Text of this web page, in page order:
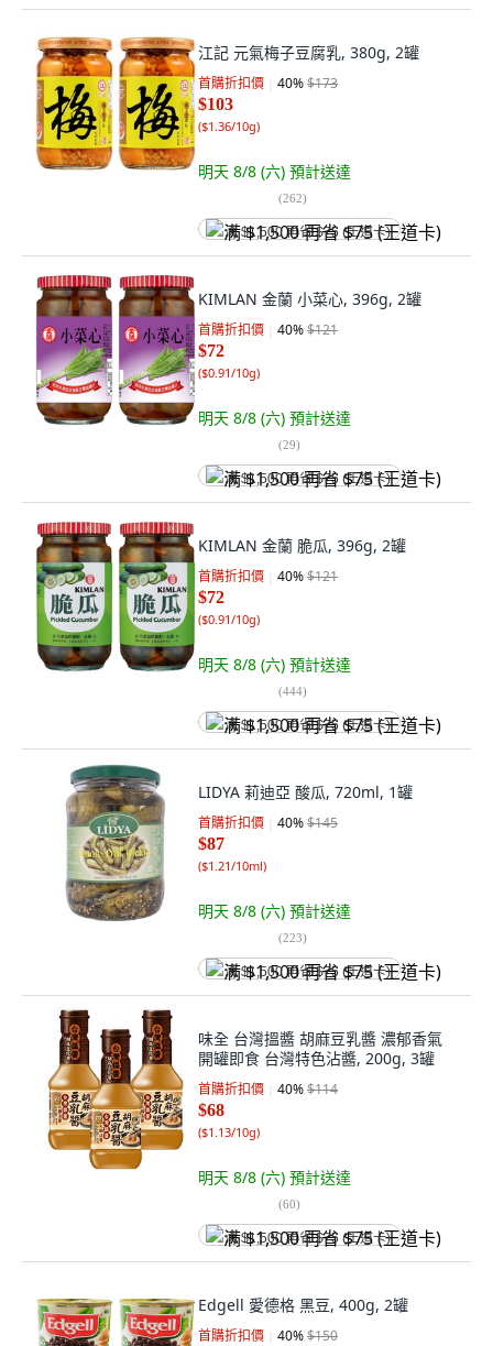
江記 元氣梅子豆腐乳, 380g, 2罐
首購折扣價 40%$173
$103
($1.36/10g)
明天 8/8 (六) 預計送達
(262)
满 $1,500 再省 $75 (王道卡)
KIMLAN 金蘭 小菜心, 396g, 2罐
首購折扣價 40%$121
$72
($0.91/10g)
明天 8/8 (六) 預計送達
(29)
满 $1,500 再省 $75 (王道卡)
KIMLAN 金蘭 脆瓜, 396g, 2罐
首購折扣價 40%$121
$72
($0.91/10g)
明天 8/8 (六) 預計送達
(444)
满 $1,500 再省 $75 (王道卡)
LIDYA 莉迪亞 酸瓜, 720ml, 1罐
首購折扣價 40%$145
$87
($1.21/10ml)
明天 8/8 (六) 預計送達
(223)
满 $1,500 再省 $75 (王道卡)
味全 台灣搵醬 胡麻豆乳醬 濃郁香氣
開罐即食 台灣特色沾醬, 200g, 3罐
首購折扣價 40%$114
$68
($1.13/10g)
明天 8/8 (六) 預計送達
(60)
满 $1,500 再省 $75 (王道卡)
Edgell 愛德格 黑豆, 400g, 2罐
首購折扣價 40%$150